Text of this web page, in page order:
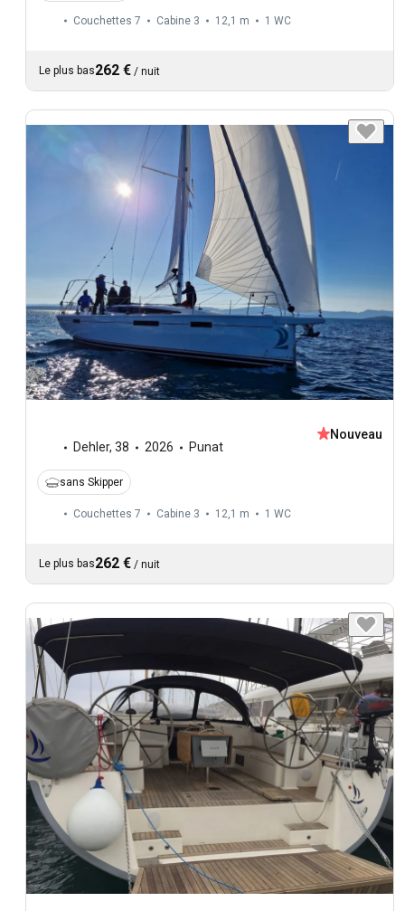
Couchettes 7 Cabine 3 12,1 m 1 WC
Le plus bas262 € / nuit
Dehler, 38 2026 Punat
Nouveau
sans Skipper
Couchettes 7 Cabine 3 12,1 m 1 WC
Le plus bas262 € / nuit